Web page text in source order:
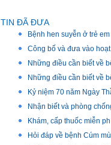
TIN ĐÃ ĐƯA
Bệnh hen suyễn ở trẻ
Công bố và đưa vào
Những điều cần biết về
Những điều cần biết về
Kỷ niệm 70 năm Ngày
Nhận biết và phòng
Khám, cấp thuốc miễn
Hỏi đáp về bệnh Cúm